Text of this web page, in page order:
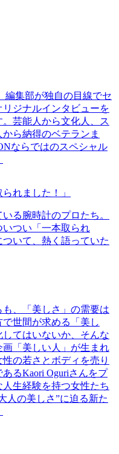
編集部が独自の目線でセ
ジナルインタビューを
芸能人から文化人、ス
ら納得のベテランま
ならではのスペシャル
れました！」
る腕時計のプロたち。
つい「一本取られ
いて、熱く語っていた
、「美しさ」の需要は
世間が求める「美し
てはいないか、そんな
「美しい人」が生まれ
の若さとボディを売り
るKaori Oguriさんをプ
生経験を持つ女性たち
人の美しさ”に迫る新た